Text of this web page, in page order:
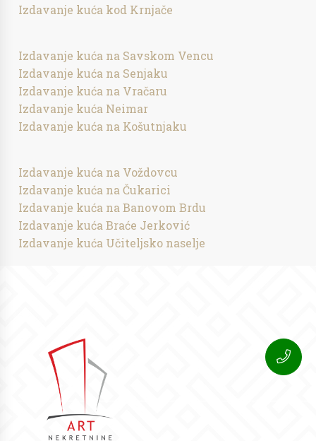
Izdavanje kuća kod Krnjače
Izdavanje kuća na Savskom Vencu
Izdavanje kuća na Senjaku
Izdavanje kuća na Vračaru
Izdavanje kuća Neimar
Izdavanje kuća na Košutnjaku
Izdavanje kuća na Voždovcu
Izdavanje kuća na Čukarici
Izdavanje kuća na Banovom Brdu
Izdavanje kuća Braće Jerković
Izdavanje kuća Učiteljsko naselje